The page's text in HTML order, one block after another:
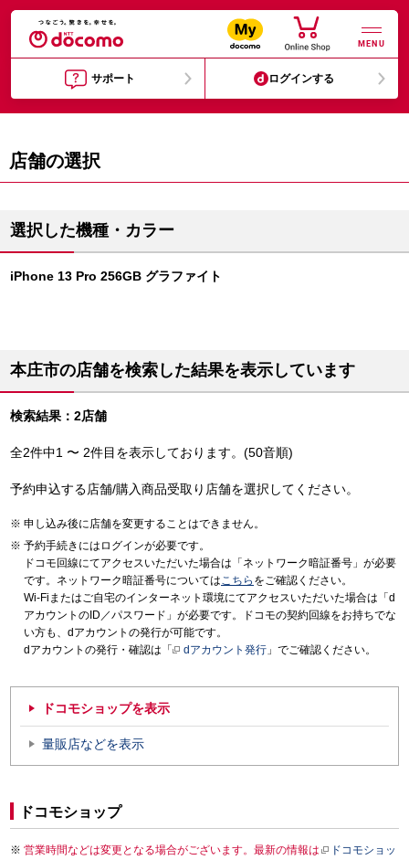
MENU
サポート ログインする
店舗の選択
選択した機種・カラー
iPhone 13 Pro 256GB グラファイト
本庄市の店舗を検索した結果を表示しています
検索結果：2店舗
全2件中1 〜 2件目を表示しております。(50音順)
予約申込する店舗/購入商品受取り店舗を選択してください。
申し込み後に店舗を変更することはできません。
予約手続きにはログインが必要です。
ドコモ回線にてアクセスいただいた場合は「ネットワーク暗証番号」が必要
です。ネットワーク暗証番号についてはこちら をご確認ください。
Wi-Fiまたはご自宅のインターネット環境にてアクセスいただいた場合は「d
アカウントのID／パスワード」が必要です。ドコモの契約回線をお持ちでな
い方も、dアカウントの発行が可能です。
dアカウントの発行・確認は「
dアカウント発行 」でご確認ください。
ドコモショップを表示
量販店などを表示
ドコモショップ
営業時間などは変更となる場合がございます。最新の情報は
ドコモショッ